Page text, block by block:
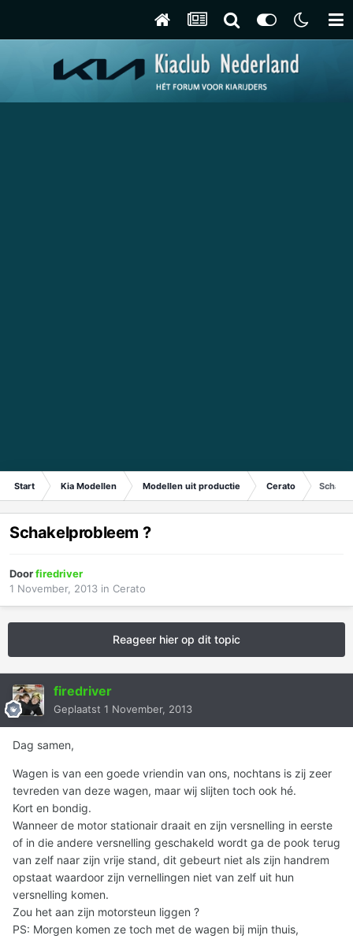
Start Kia Modellen Modellen uit productie Cerato
Schakelprobleem ?
Doorfiredriver
1 November, 2013 in Cerato
Reageer hier op dit topic
firedriver
Geplaatst 1 November, 2013
Dag samen,
Wagen is van een goede vriendin van ons, nochtans is zij zeer
tevreden van deze wagen, maar wij slijten toch ook hé.
Kort en bondig.
Wanneer de motor stationair draait en zijn versnelling in eerste
of in die andere versnelling geschakeld wordt ga de pook terug
van zelf naar zijn vrije stand, dit gebeurt niet als zijn handrem
opstaat waardoor zijn vernellingen niet van zelf uit hun
versnelling komen.
Zou het aan zijn motorsteun liggen ?
PS: Morgen komen ze toch met de wagen bij mijn thuis,